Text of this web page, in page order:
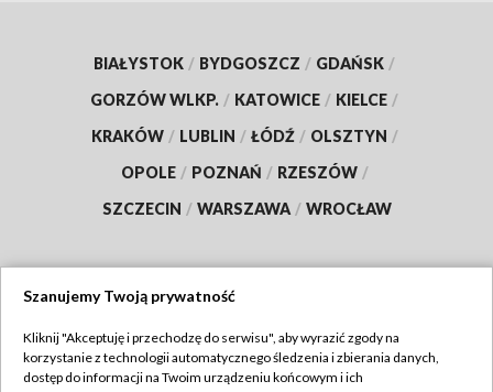
BIAŁYSTOK / BYDGOSZCZ / GDAŃSK /
GORZÓW WLKP. / KATOWICE / KIELCE /
KRAKÓW / LUBLIN / ŁÓDŹ / OLSZTYN /
OPOLE / POZNAŃ / RZESZÓW /
SZCZECIN / WARSZAWA / WROCŁAW
TVP
Szanujemy Twoją prywatność
Kliknij "Akceptuję i przechodzę do serwisu", aby wyrazić zgody na
korzystanie z technologii automatycznego śledzenia i zbierania danych,
dostęp do informacji na Twoim urządzeniu końcowym i ich